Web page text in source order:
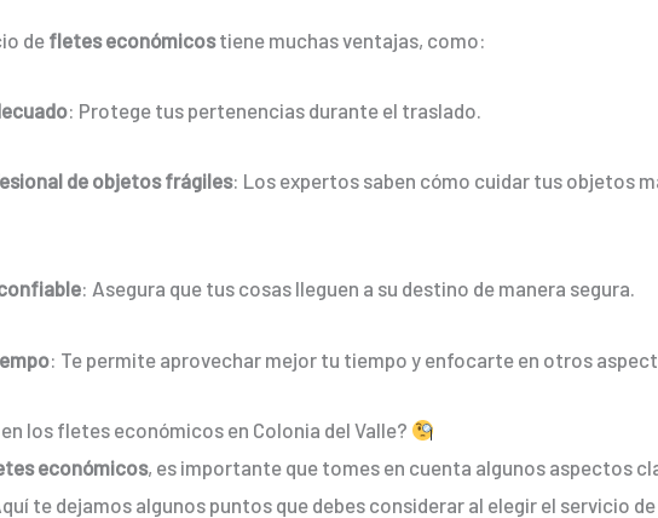
defletes económicostiene muchas ventajas, como:
: Protege tus pertenencias durante el traslado.
de objetos frágiles: Los expertos saben cómo cuidar tus objetos
: Asegura que tus cosas lleguen a su destino de manera segura.
: Te permite aprovechar mejor tu tiempo y enfocarte en otros
los fletes económicos en Colonia del Valle?
económicos, es importante que tomes en cuenta algunos aspectos
te dejamos algunos puntos que debes considerar al elegir el servicio